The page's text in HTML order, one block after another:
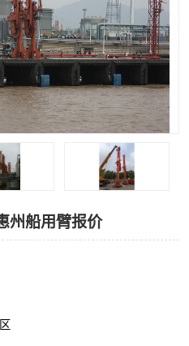
州船用臂报价
输油臂
火车鹤管
顶部鹤管
低温鹤管